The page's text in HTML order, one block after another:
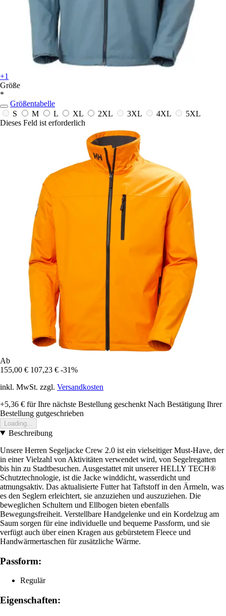
+1
Größe
*
Größentabelle
S
M L XL 2XL 3XL 4XL
5XL
Dieses Feld ist erforderlich
Ab
155,00 € 107,23 € -31%
inkl. MwSt. zzgl. Versandkosten
+5,36 € für Ihre nächste Bestellung geschenkt Nach Bestätigung Ihrer
Bestellung gutgeschrieben
Loading...
Beschreibung
Unsere Herren Segeljacke Crew 2.0 ist ein vielseitiger Must-Have, der
in einer Vielzahl von Aktivitäten verwendet wird, von Segelregatten
bis hin zu Stadtbesuchen. Ausgestattet mit unserer HELLY TECH®
Schutztechnologie, ist die Jacke winddicht, wasserdicht und
atmungsaktiv. Das aktualisierte Futter hat Taftstoff in den Ärmeln, was
es den Seglern erleichtert, sie anzuziehen und auszuziehen. Die
beweglichen Schultern und Ellbogen bieten ebenfalls
Bewegungsfreiheit. Verstellbare Handgelenke und ein Kordelzug am
Saum sorgen für eine individuelle und bequeme Passform, und sie
verfügt auch über einen Kragen aus gebürstetem Fleece und
Handwärmertaschen für zusätzliche Wärme.
Passform:
Regulär
Eigenschaften: